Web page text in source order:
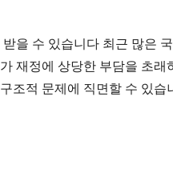
을 수 있습니다 최근 많은
재정에 상당한 부담을 초래
조적 문제에 직면할 수 있습